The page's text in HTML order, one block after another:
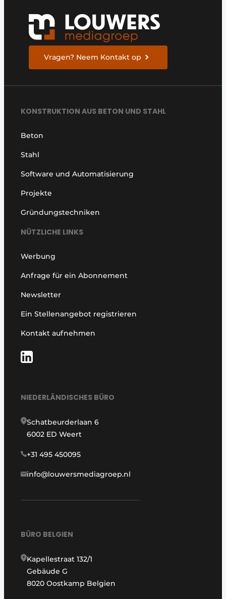
Vragen? Neem Kontakt op
KONSTRUKTION AUS BETON UND STAHL
Beton
Stahl
Software und Automatisierung
Projekte
Gründungstechniken
NÜTZLICHE LINKS
Werbung
Anfrage für ein Abonnement
Newsletter
Ein Stellenangebot registrieren
Kontakt aufnehmen
NIEDERLÄNDISCHES BÜRO
Schatbeurderlaan 6
6002 ED Weert
+31 495 450095
info@louwersmediagroep.nl
BÜRO BELGIEN
Kapellestraat 132/1
Gebäude G
8020 Oostkamp Belgien